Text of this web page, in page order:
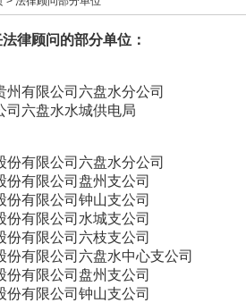
律顾问的部分单位：
州有限公司六盘水分公司
司六盘水水城供电局
份有限公司六盘水分公司
份有限公司盘州支公司
份有限公司钟山支公司
份有限公司水城支公司
份有限公司六枝支公司
份有限公司六盘水中心支公司
份有限公司盘州支公司
份有限公司钟山支公司